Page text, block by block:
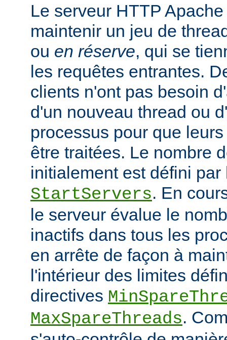
Le serveur HTTP
maintenir un jeu de
ou en réserve, qui se
les requêtes entrantes.
clients n'ont pas besoin
d'un nouveau thread ou
processus pour que
être traitées. Le nombre
initialement est défini par
StartServers. En
le serveur évalue le
inactifs dans tous les
en arrête de façon à
l'intérieur des limites
directives
MaxSpareThreads.